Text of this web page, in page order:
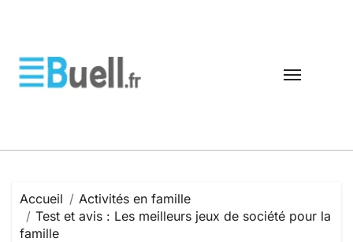
Accueil
Activités en famille
Test et avis : Les meilleurs jeux de société pour la
famille